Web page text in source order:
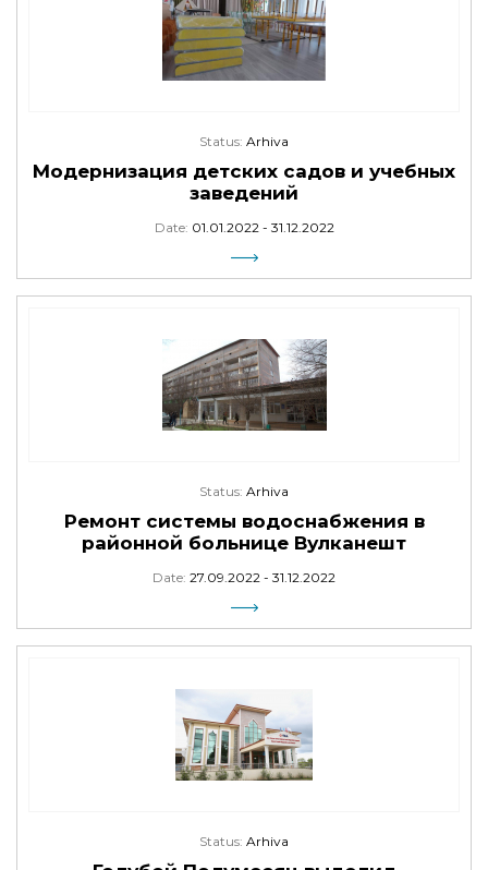
Status: Arhiva
Модернизация детских садов и учебных
заведений
Date: 01.01.2022 - 31.12.2022
Status: Arhiva
Ремонт системы водоснабжения в
районной больнице Вулканешт
Date: 27.09.2022 - 31.12.2022
Status: Arhiva